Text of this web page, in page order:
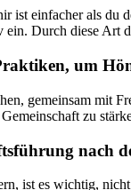
ist einfacher als du
Durch ⁤diese Art
um
gemeinsam ‌mit
zu
nach
ist es wichtig,